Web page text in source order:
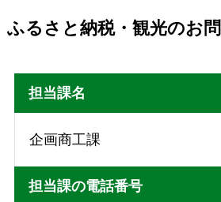
ふるさと納税・観光のお
担当課名
企画商工課
担当課の電話番号